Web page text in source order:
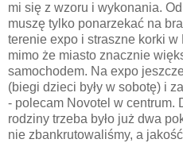
mi się z wzoru i wykonania.
muszę tylko ponarzekać na
terenie expo i straszne korki
mimo że miasto znacznie
samochodem. Na expo
(biegi dzieci były w sobotę) i
- polecam Novotel w centrum.
rodziny trzeba było już dwa
nie zbankrutowaliśmy, a